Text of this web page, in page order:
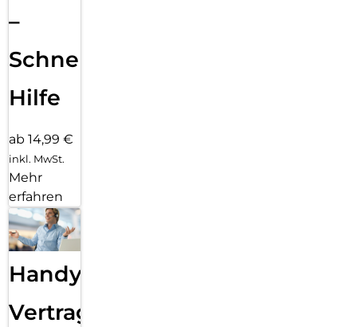
–
Schnelle
Hilfe
ab 14,99 €
inkl. MwSt.
Mehr
erfahren
Handy
Vertragsabwicklung